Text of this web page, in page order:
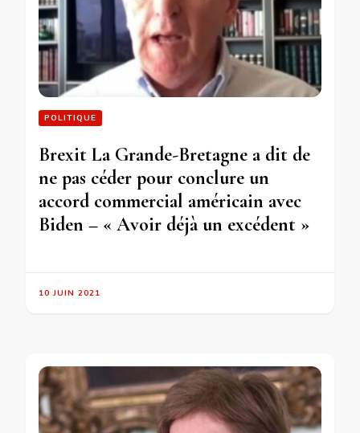
POLITIQUE
Brexit La Grande-Bretagne a dit de
ne pas céder pour conclure un
accord commercial américain avec
Biden – « Avoir déjà un excédent »
10 JUIN 2021